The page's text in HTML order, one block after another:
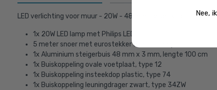
LED verlichting voor muur - 20W - 48 mm. De set krijgt mee:
1x 20W LED lamp met Philips LED
5 meter snoer met eurostekker aan LED lamp
1x Aluminium steigerbuis 48 mm x 3 mm, lengte 100 cm
1x Buiskoppeling ovale voetplaat, type 12
1x Buiskoppeling insteekdop plastic, type 74
1x Buiskoppeling leuningdrager zwart, type 34ZW
Nee,